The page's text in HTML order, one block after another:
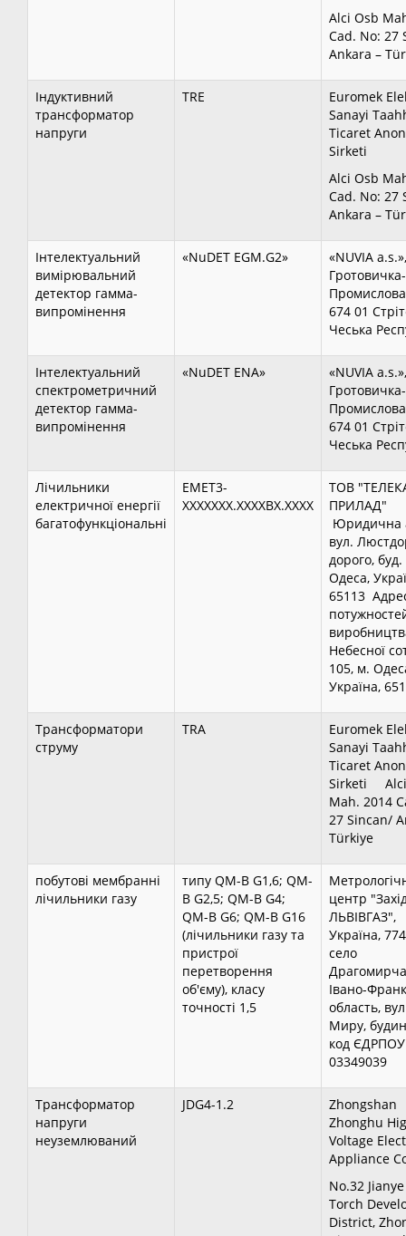
Alci Osb
Cad. No: 27
Ankara –
Індуктивний
трансформатор
напруги
TRE
Euromek
Sanayi
Ticaret
Sirketi
Alci Osb
Cad. No: 27
Ankara –
Інтелектуальний
вимірювальний
детектор гамма-
випромінення
«NuDET EGM.G2»
«NUVIA a.s.»,
Гротовичка-
674 01
Чеська
Інтелектуальний
спектрометричний
детектор гамма-
випромінення
«NuDET ENA»
«NUVIA a.s.»,
Гротовичка-
674 01
Чеська
Лічильники
електричної енергії
багатофункціональні
ЕMET3-
XXXXXXX.XXXXBX.ХХXX
ТОВ
ПРИЛАД"
Юридична
вул.
дорого,
Одеса,
65113
Небесної
105, м.
Україна,
Трансформатори
струму
TRA
Euromek
Sanayi
Ticaret
Sirketi Alci
Mah. 2014
27 Sincan/
Türkiye
побутові мембранні
лічильники газу
типу QM-B G1,6; QM-
B G2,5; QM-B G4;
QM-B G6; QM-B G16
(лічильники газу та
пристрої
перетворення
об'єму), класу
точності 1,5
центр
ЛЬВІВГАЗ",
Україна,
село
Івано-
область,
Миру,
код
03349039
Трансформатор
напруги
неуземлюваний
JDG4-1.2
Zhongshan
Zhonghu
Voltage
Appliance
No.32
Torch
District,